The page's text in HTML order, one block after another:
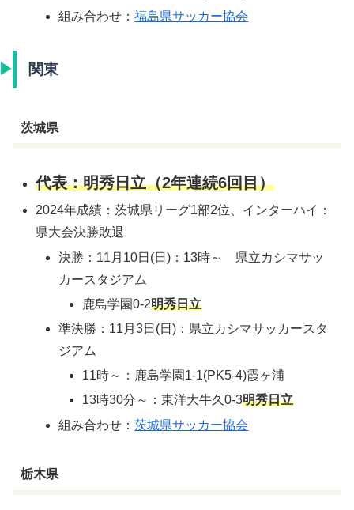
組み合わせ：福島県サッカー協会
関東
茨城県
代表：明秀日立（2年連続6回目）
2024年成績：茨城県リーグ1部2位、インターハイ：
県大会決勝敗退
決勝：11月10日(日)：13時～ 県立カシマサッ
カースタジアム
鹿島学園0-2明秀日立
準決勝：11月3日(日)：県立カシマサッカースタ
ジアム
11時～：鹿島学園1-1(PK5-4)霞ヶ浦
13時30分～：東洋大牛久0-3明秀日立
組み合わせ：茨城県サッカー協会
栃木県